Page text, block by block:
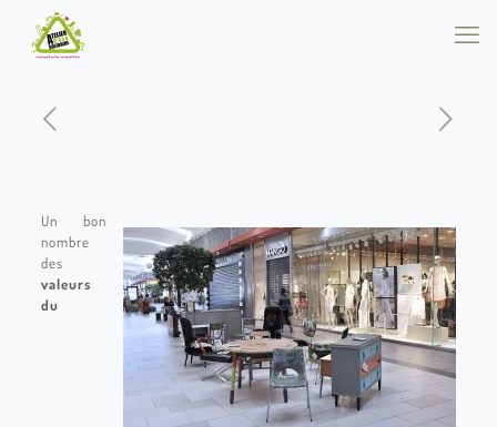
Un bon
nombre
des
valeurs
du